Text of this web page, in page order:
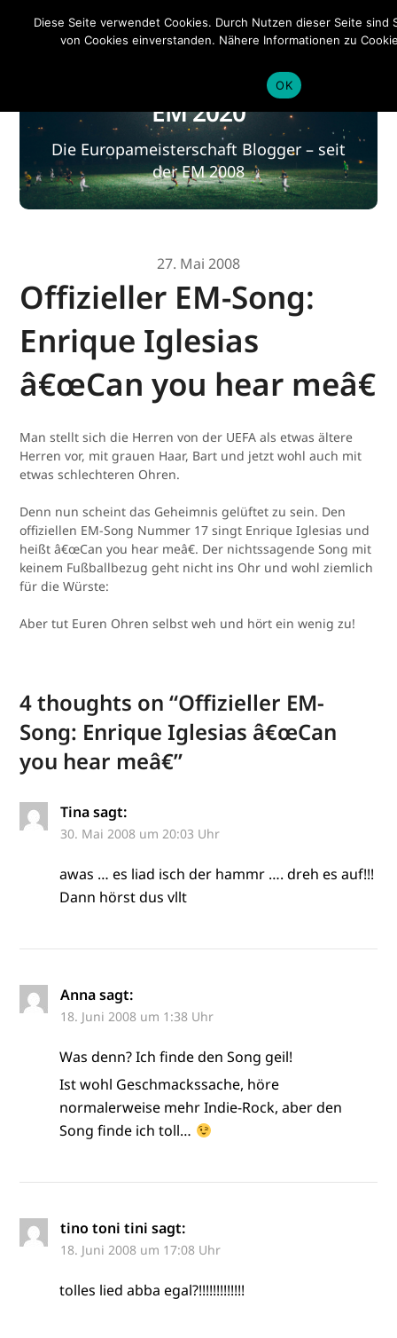
EM 2020
EM 2020
Die Europameisterschaft Blogger – seit
der EM 2008
27. Mai 2008
Offizieller EM-Song:
Enrique Iglesias
â€œCan you hear meâ€
Man stellt sich die Herren von der UEFA als etwas ältere
Herren vor, mit grauen Haar, Bart und jetzt wohl auch mit
etwas schlechteren Ohren.
Denn nun scheint das Geheimnis gelüftet zu sein. Den
offiziellen EM-Song Nummer 17 singt Enrique Iglesias und
heißt â€œCan you hear meâ€. Der nichtssagende Song mit
keinem Fußballbezug geht nicht ins Ohr und wohl ziemlich
für die Würste:
Aber tut Euren Ohren selbst weh und hört ein wenig zu!
4 thoughts on “Offizieller EM-
Song: Enrique Iglesias â€œCan
you hear meâ€”
Tina sagt:
30. Mai 2008 um 20:03 Uhr
awas … es liad isch der hammr …. dreh es auf!!!
Dann hörst dus vllt
Anna sagt:
18. Juni 2008 um 1:38 Uhr
Was denn? Ich finde den Song geil!
Ist wohl Geschmackssache, höre
normalerweise mehr Indie-Rock, aber den
Song finde ich toll…
tino toni tini sagt:
18. Juni 2008 um 17:08 Uhr
tolles lied abba egal?!!!!!!!!!!!!!
Diese Seite verwendet Cookies. Durch Nutzen dieser Seite sind
von Cookies einverstanden. Nähere Informationen zu
OK